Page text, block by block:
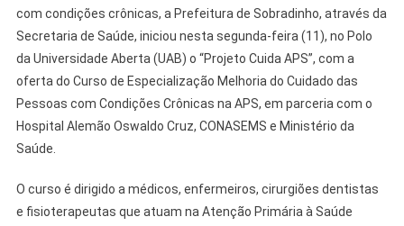
com condições crônicas, a Prefeitura de Sobradinho, através da
Secretaria de Saúde, iniciou nesta segunda-feira (11), no Polo
da Universidade Aberta (UAB) o “Projeto Cuida APS”, com a
oferta do Curso de Especialização Melhoria do Cuidado das
Pessoas com Condições Crônicas na APS, em parceria com o
Hospital Alemão Oswaldo Cruz, CONASEMS e Ministério da
Saúde.
O curso é dirigido a médicos, enfermeiros, cirurgiões dentistas
e fisioterapeutas que atuam na Atenção Primária à Saúde